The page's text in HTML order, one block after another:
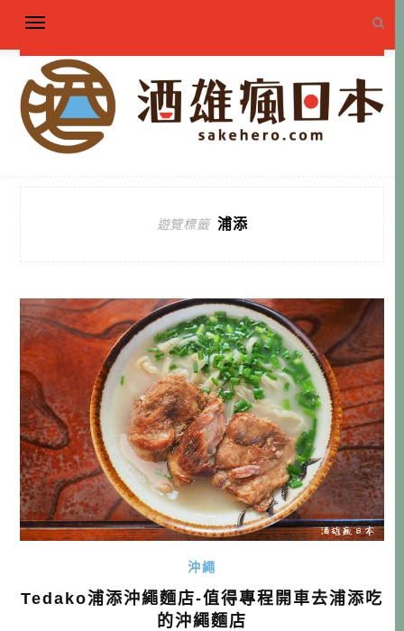
遊覽標籤 浦添
沖繩
Tedako浦添沖繩麵店-值得專程開車去浦添吃
的沖繩麵店